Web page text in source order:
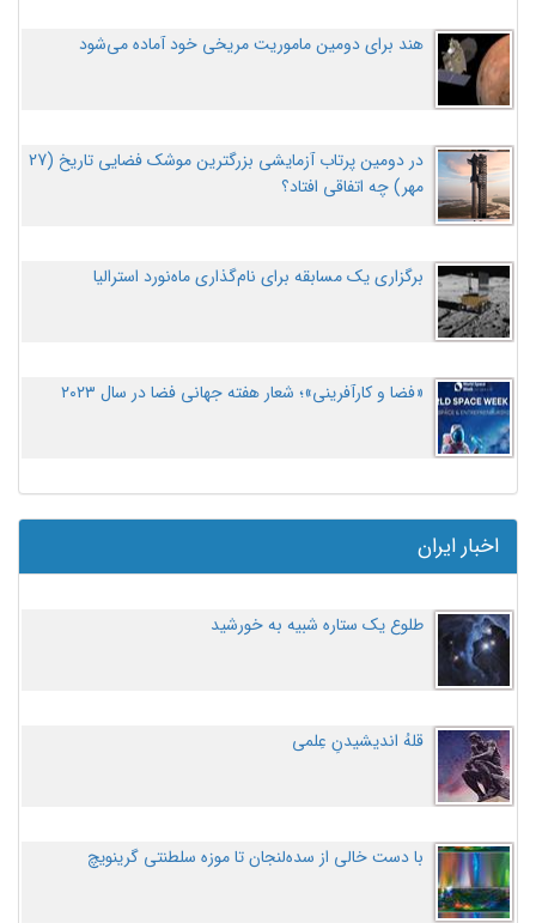
هند برای دومین ماموریت مریخی خود آماده می‌شود
در دومین پرتاب آزمایشی بزرگترین موشک فضایی تاریخ (27
مهر‌) چه اتفاقی افتاد؟
برگزاری یک مسابقه برای نام‌گذاری ماه‌نورد استرالیا
«فضا و کارآفرینی»؛ شعار هفته جهانی فضا در سال ۲۰۲۳
اخبار ایران
طلوع یک ستاره شبیه به خورشید
قلهُ اندیشیدنِ عِلمی
با دست خالی از سده‌لنجان تا موزه سلطنتی گرینویچ